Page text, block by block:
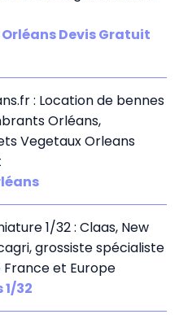
Devis Gratuit
: Location de bennes
Orléans,
Vegetaux Orleans
1/32 : Claas, New
grossiste spécialiste
France et Europe
32